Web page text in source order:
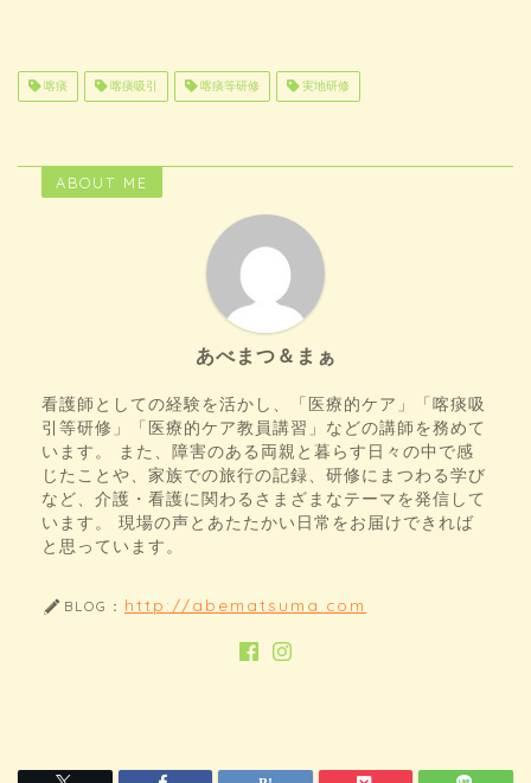
喀痰 喀痰吸引 喀痰等研修 実地研修
ABOUT ME
あべまつ＆まぁ
看護師としての経験を活かし、「医療的ケア」「喀痰吸
引等研修」「医療的ケア教員講習」などの講師を務めて
います。 また、障害のある両親と暮らす日々の中で感
じたことや、家族での旅行の記録、研修にまつわる学び
など、介護・看護に関わるさまざまなテーマを発信して
います。 現場の声とあたたかい日常をお届けできれば
と思っています。
BLOG： http://abematsuma.com